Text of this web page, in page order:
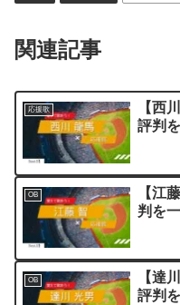
関連記事
応援歌
【西
評判
OB
【江
判を
OB
【達
評判